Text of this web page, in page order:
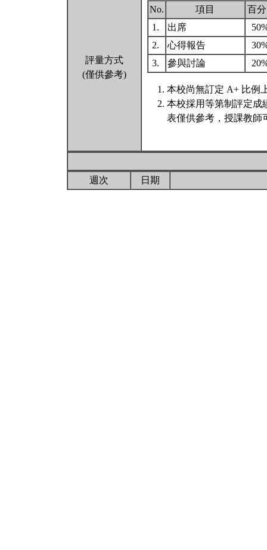
評量方式
(僅供參考)
No. 項目
百
1.
出席
2.
心得報告
3.
參與討論
本校尚無訂定 A+ 比例
本校採用等第制評定成
表僅供參考，授課教師
週次 日期